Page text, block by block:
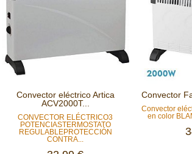
Convector eléctrico Artica
ACV2000T...
CONVECTOR ELÉCTRICO3
POTENCIASTERMOSTATO
REGULABLEPROTECCIÓN
CONTRA...
Convector
Convector
en color